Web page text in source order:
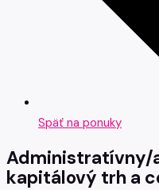
Späť na ponuky
Administratívny/
kapitálový trh a